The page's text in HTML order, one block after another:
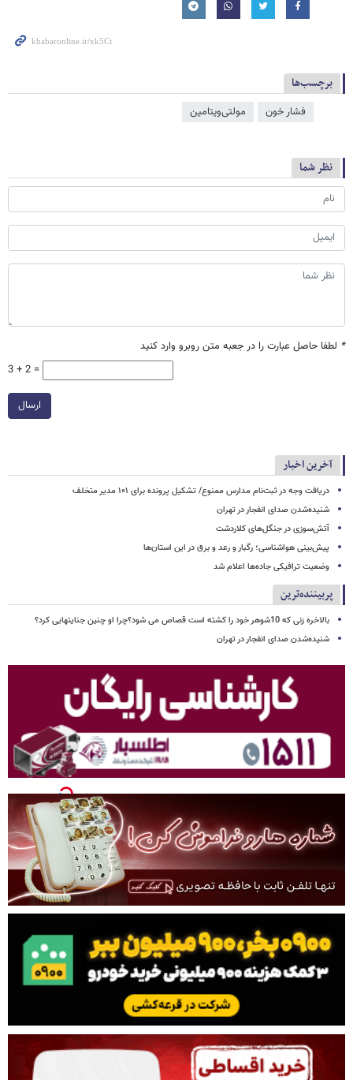
برچسب‌ها
فشار خون مولتی‌ویتامین
نظر شما
* لطفا حاصل عبارت را در جعبه متن روبرو وارد کنید
3 + 2 =
ارسال
آخرین اخبار
دریافت وجه در ثبت‌نام مدارس ممنوع/ تشکیل پرونده برای ۱۰۱ مدیر متخلف
شنیده‌شدن صدای انفجار در تهران
آتش‌سوزی در جنگل‌های کلاردشت
پیش‌بینی هواشناسی؛ رگبار و رعد و برق در این استان‌ها
وضعیت ترافیکی جاده‌ها اعلام شد
پربیننده‌ترین
بالاخره زنی که 10شوهر خود را کشته است قصاص می شود؟چرا او چنین جنایتهایی کرد؟
شنیده‌شدن صدای انفجار در تهران